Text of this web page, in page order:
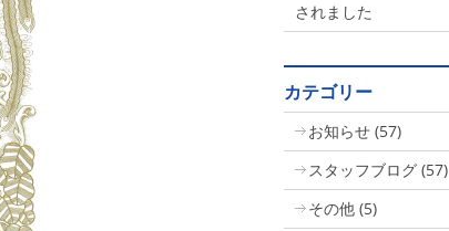
されました
カテゴリー
お知らせ (57)
スタッフブログ (57)
その他 (5)